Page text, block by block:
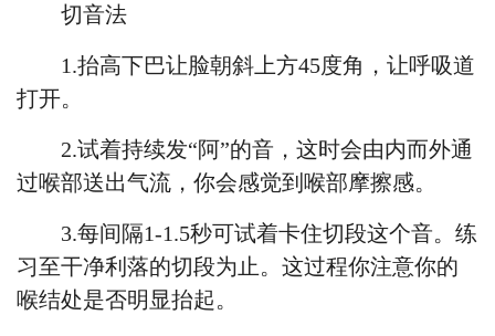
切音法
1.抬高下巴让脸朝斜上方45度角，让呼吸道
打开。
2.试着持续发“阿”的音，这时会由内而外通
过喉部送出气流，你会感觉到喉部摩擦感。
3.每间隔1-1.5秒可试着卡住切段这个音。练
习至干净利落的切段为止。这过程你注意你的
喉结处是否明显抬起。